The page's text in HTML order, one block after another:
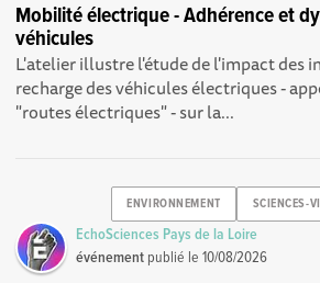
Mobilité électrique - Adhérence et
véhicules
L'atelier illustre l'étude de l'impact des
recharge des véhicules électriques -
"routes électriques" - sur la...
ENVIRONNEMENT SCIENCES-
EchoSciences Pays de la Loire
événement publié le10/08/2026